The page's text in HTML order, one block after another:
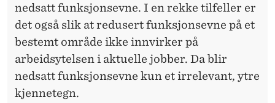
nedsatt funksjonsevne. I en rekke tilfeller er
det også slik at redusert funksjonsevne på et
bestemt område ikke innvirker på
arbeidsytelsen i aktuelle jobber. Da blir
nedsatt funksjonsevne kun et irrelevant, ytre
kjennetegn.